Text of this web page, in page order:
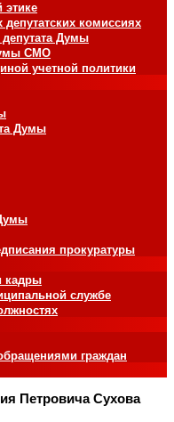
этике
комиссиях
Думы
СМО
учетной политики
Думы
прокуратуры
кадры
службе
граждан
Петровича Сухова